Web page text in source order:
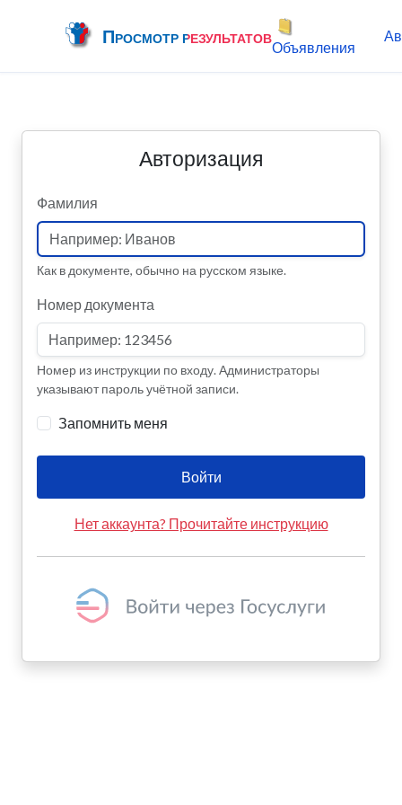
Просмотр результатов
Объявления
Авторизация
Фамилия
Как в документе, обычно на русском языке.
Номер документа
Номер из инструкции по входу. Администраторы
указывают пароль учётной записи.
Запомнить меня
Войти
Нет аккаунта? Прочитайте инструкцию